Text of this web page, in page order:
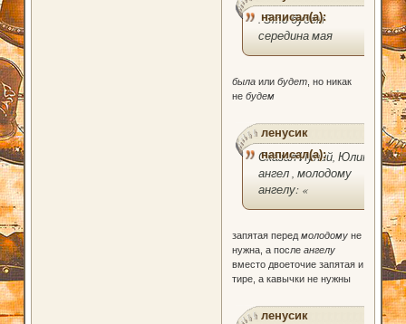
написал(а):
. Это будем
середина мая
была или будет, но никак
не будем
ленусик
написал(а):
Сказал Иулий, Юлин
ангел , молодому
ангелу: «
запятая передмолодомуне
нужна, а после ангелу
вместо двоеточие запятая и
тире, а кавычки не нужны
ленусик